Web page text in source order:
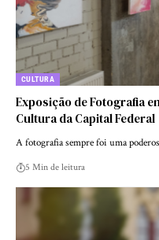
CULTURA
Exposição de Fotografia
Cultura da Capital Federal
A fotografia sempre foi uma
5 Min de leitura